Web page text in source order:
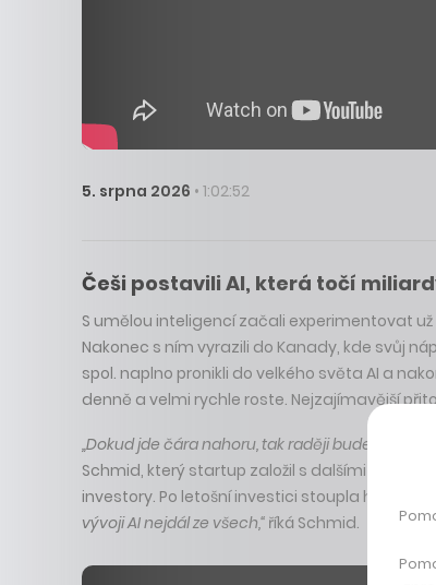
5. srpna 2026 • 1:02:52
Češi postavili AI, která točí
S umělou inteligencí začali experimentovat
Nakonec s ním vyrazili do Kanady, kde svůj
spol. naplno pronikli do velkého světa AI a
denně a velmi rychle roste. Nejzajímavější
„Dokud jde čára nahoru, tak raději budeme
Schmid, který startup založil s dalšími
investory. Po letošní investici stoupla
vývoji AI nejdál ze všech,“říká Schmid.